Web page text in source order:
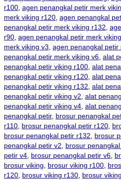
r100, agen penangkal petir merk
merk viking r120, agen penangkal
penangkal petir merk viking r132,
r90, agen penangkal petir merk
merk viking v3, agen penangkal petir
penangkal petir merk viking v6, alat
penangkal petir viking r100, alat
penangkal petir viking r120, alat
penangkal petir viking r132, alat
penangkal petir viking v2, alat
penangkal petir viking v4, alat
penangkal petir, brosur penangkal
r110, brosur penangkal petir r120,
brosur penangkal petir r132, brosur
penangkal petir v2, brosur
petir v4, brosur penangkal petir v6,
brosur viking, brosur viking r100,
r120, brosur viking r130, brosur